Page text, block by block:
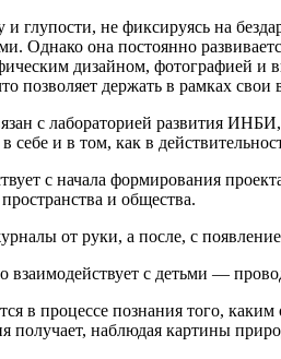
и глупости, не фиксируясь на
Однако она постоянно
дизайном, фотографией и
позволяет держать в рамках
с лабораторией развития
себе и в том, как в
с начала формирования
и общества.
от руки, а после, с
взаимодействует с детьми —
в процессе познания того,
получает, наблюдая картины